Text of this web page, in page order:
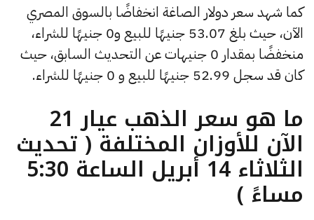
كما شهد سعر دولار الصاغة انخفاضًا بالسوق المصري
الآن، حيث بلغ 53.07 جنيهًا للبيع و0 جنيهًا للشراء،
منخفضًا بمقدار 0 جنيهات عن التحديث السابق، حيث
كان قد سجل 52.99 جنيهًا للبيع و 0 جنيهًا للشراء.
ما هو سعر الذهب عيار 21
الآن للأوزان المختلفة ( تحديث
الثلاثاء 14 أبريل الساعة 5:30
مساءً )